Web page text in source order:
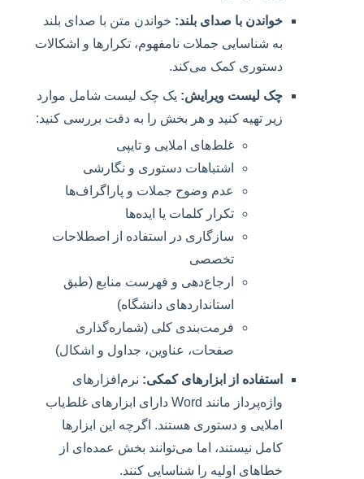
خواندن با صدای بلند: خواندن متن با صدای بلند
به شناسایی جملات نامفهوم، تکرارها و اشکالات
دستوری کمک می‌کند.
چک لیست ویرایش: یک چک لیست شامل موارد
زیر تهیه کنید و هر بخش را به دقت بررسی کنید:
غلط‌های املایی و تایپی
اشتباهات دستوری و نگارشی
عدم وضوح جملات و پاراگراف‌ها
تکرار کلمات یا ایده‌ها
سازگاری در استفاده از اصطلاحات
تخصصی
ارجاع‌دهی و فهرست منابع (طبق
استانداردهای دانشگاه)
فرمت‌بندی کلی (شماره‌گذاری
صفحات، عناوین، جداول و اشکال)
استفاده از ابزارهای کمکی: نرم‌افزارهای
واژه‌پرداز مانند Word دارای ابزارهای غلط‌یاب
املایی و دستوری هستند. اگرچه این ابزارها
کامل نیستند، اما می‌توانند بخش عمده‌ای از
خطاهای اولیه را شناسایی کنند.